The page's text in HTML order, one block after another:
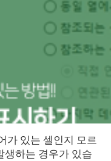
가 있는 셀인지 모르
생하는 경우가 있습